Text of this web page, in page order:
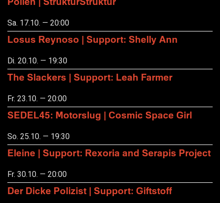
Sa. 17.10. — 20:00
Losus Reynoso | Support: Shelly Ann
Di. 20.10. — 19:30
The Slackers | Support: Leah Farmer
Fr. 23.10. — 20:00
SEDEL45: Motorslug | Cosmic Space Girl
So. 25.10. — 19:30
Eleine | Support: Rexoria and Serapis Project
Fr. 30.10. — 20:00
Der Dicke Polizist | Support: Giftstoff